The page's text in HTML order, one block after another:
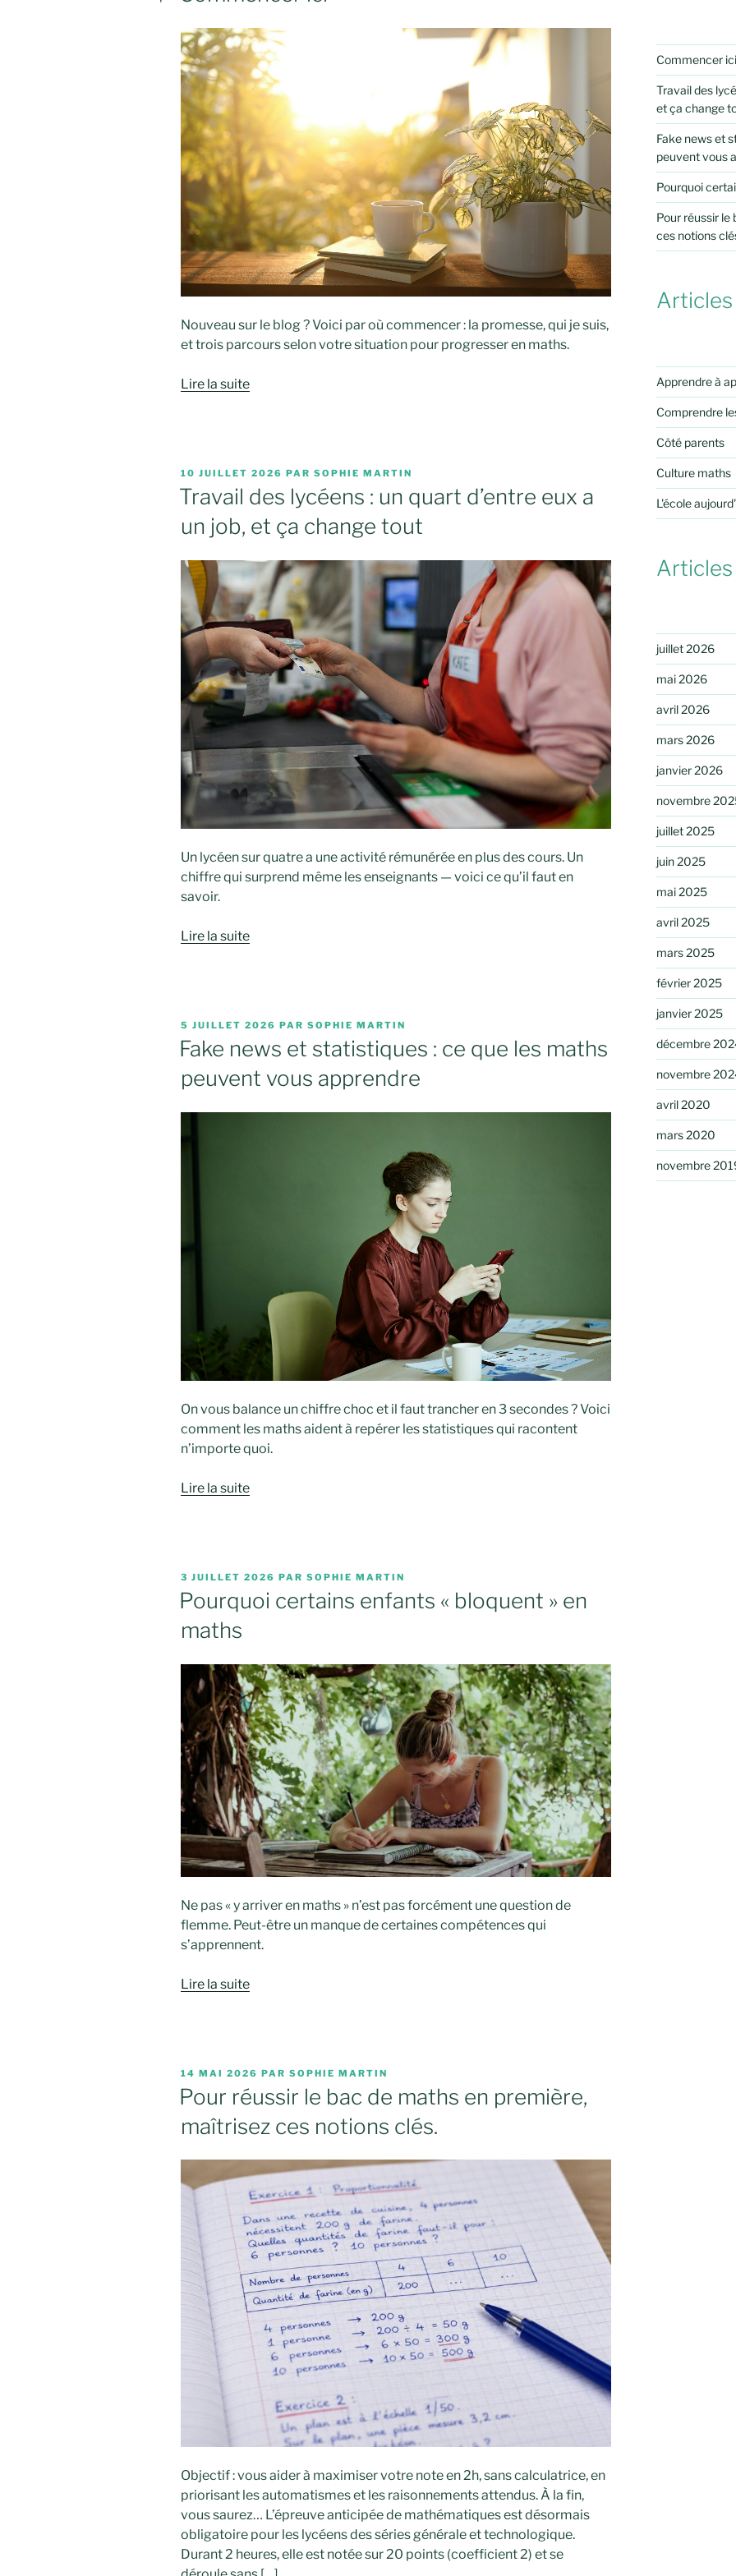
Nouveau sur le blog ? Voici par où commencer : la promesse, qui je suis,
et trois parcours selon votre situation pour progresser en maths.
Lire la suite
PUBLIÉ
LE
10 JUILLET 2026 PAR SOPHIE MARTIN
Travail des lycéens : un quart d’entre eux a
un job, et ça change tout
Un lycéen sur quatre a une activité rémunérée en plus des cours. Un
chiffre qui surprend même les enseignants — voici ce qu’il faut en
savoir.
Lire la suite
PUBLIÉ
LE
5 JUILLET 2026 PAR SOPHIE MARTIN
Fake news et statistiques : ce que les maths
peuvent vous apprendre
On vous balance un chiffre choc et il faut trancher en 3 secondes ? Voici
comment les maths aident à repérer les statistiques qui racontent
n’importe quoi.
Lire la suite
PUBLIÉ
LE
3 JUILLET 2026 PAR SOPHIE MARTIN
Pourquoi certains enfants « bloquent » en
maths
Ne pas « y arriver en maths » n’est pas forcément une question de
flemme. Peut-être un manque de certaines compétences qui
s’apprennent.
Lire la suite
PUBLIÉ
LE
14 MAI 2026 PAR SOPHIE MARTIN
Pour réussir le bac de maths en première,
maîtrisez ces notions clés.
Objectif : vous aider à maximiser votre note en 2h, sans calculatrice, en
priorisant les automatismes et les raisonnements attendus. À la fin,
vous saurez… L’épreuve anticipée de mathématiques est désormais
obligatoire pour les lycéens des séries générale et technologique.
Durant 2 heures, elle est notée sur 20 points (coefficient 2) et se
Commencer ici
Travail des
et ça change
Fake news et
peuvent vous
Pourquoi
Pour réussir le
ces notions
Apprendre à
Comprendre
Côté parents
Culture maths
L'école
juillet 2026
mai 2026
avril 2026
mars 2026
janvier 2026
novembre
juillet 2025
juin 2025
mai 2025
avril 2025
mars 2025
février 2025
janvier 2025
décembre
novembre
avril 2020
mars 2020
novembre